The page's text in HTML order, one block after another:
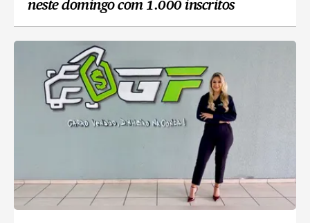
neste domingo com 1.000 inscritos